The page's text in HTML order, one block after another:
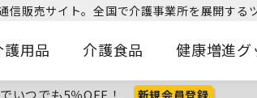
信販売サイト。全国で介護事業所を展開する
護用品 介護食品 健康増進グ
いつでも5％OFF！ 新規会員登録